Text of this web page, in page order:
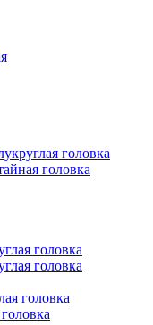
головка
головка
головка
головка
головка